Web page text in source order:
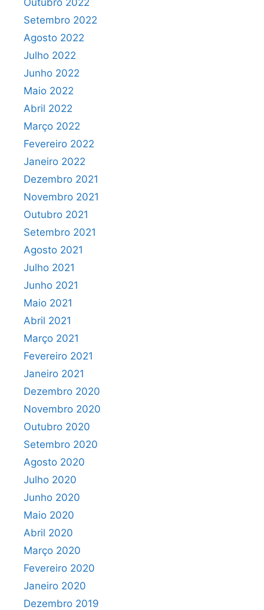
Outubro 2022
Setembro 2022
Agosto 2022
Julho 2022
Junho 2022
Maio 2022
Abril 2022
Março 2022
Fevereiro 2022
Janeiro 2022
Dezembro 2021
Novembro 2021
Outubro 2021
Setembro 2021
Agosto 2021
Julho 2021
Junho 2021
Maio 2021
Abril 2021
Março 2021
Fevereiro 2021
Janeiro 2021
Dezembro 2020
Novembro 2020
Outubro 2020
Setembro 2020
Agosto 2020
Julho 2020
Junho 2020
Maio 2020
Abril 2020
Março 2020
Fevereiro 2020
Janeiro 2020
Dezembro 2019